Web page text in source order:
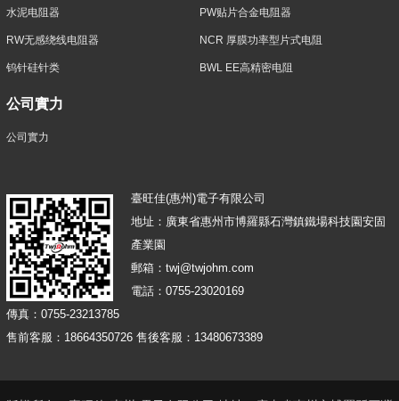
水泥电阻器 PW贴片合金电阻器
RW无感绕线电阻器 NCR 厚膜功率型片式电阻
钨针硅针类 BWL EE高精密电阻
公司實力
公司實力
臺旺佳(惠州)電子有限公司
地址：廣東省惠州市博羅縣石灣鎮鐵場科技園安固
產業園
郵箱：twj@twjohm.com
電話：0755-23020169
傳真：0755-23213785
售前客服：18664350726 售後客服：13480673389